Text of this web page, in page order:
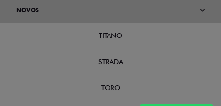
NOVOS
TITANO
STRADA
TORO